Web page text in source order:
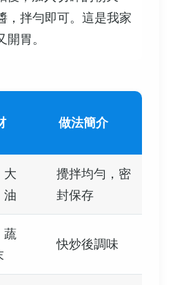
，拌勻即可。這是我家
胃。
做法簡介
大
油
攪拌均勻，密
封保存
蔬
快炒後調味